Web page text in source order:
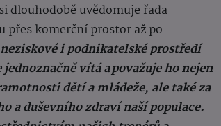
dlouhodobě uvědomuje řada
přes komerční prostor až po
i podnikatelské prostředí
vítá a považuje ho nejen
dětí a mládeže, ale také za
a duševního zdraví naší populace.